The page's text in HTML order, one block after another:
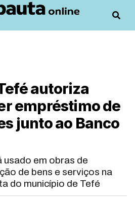
autoriza
empréstimo de
junto ao Banco
usado em obras de
de bens e serviços na
do município de Tefé